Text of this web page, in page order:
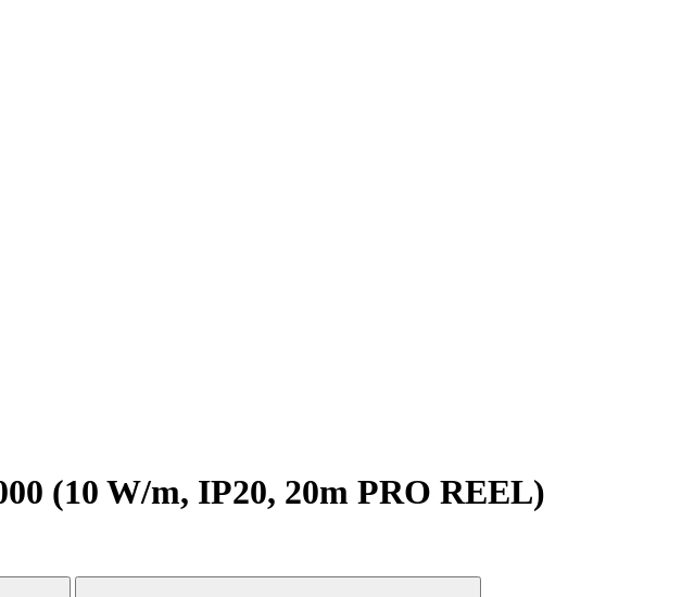
(10 W/m, IP20, 20m PRO REEL)